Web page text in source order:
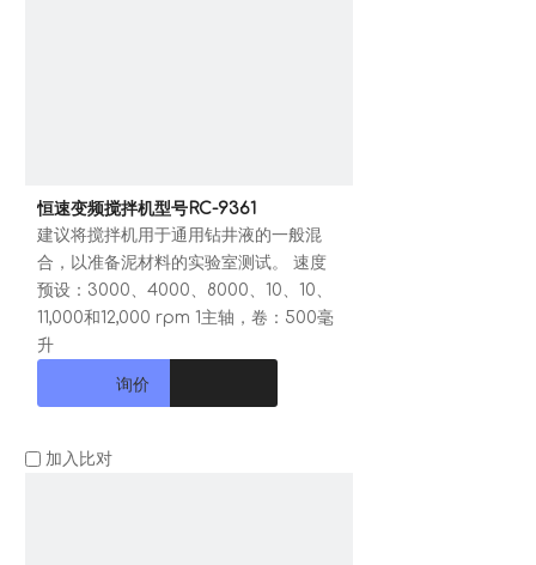
恒速变频搅拌机型号RC-9361
建议将搅拌机用于通用钻井液的一般混
合，以准备泥材料的实验室测试。 速度
预设：3000、4000、8000、10、10、
11,000和12,000 rpm 1主轴，卷：500毫
升
询价
加入比对